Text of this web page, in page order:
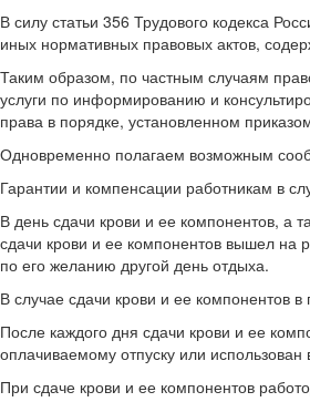
В силу статьи 356 Трудового кодекса
иных нормативных правовых актов,
Таким образом, по частным случаям
услуги по информированию и
права в порядке, установленном
Одновременно полагаем возможным
Гарантии и компенсации работникам в
В день сдачи крови и ее компонентов, а
сдачи крови и ее компонентов вышел на
по его желанию другой день отдыха.
В случае сдачи крови и ее компонентов
После каждого дня сдачи крови и ее
оплачиваемому отпуску или
При сдаче крови и ее компонентов